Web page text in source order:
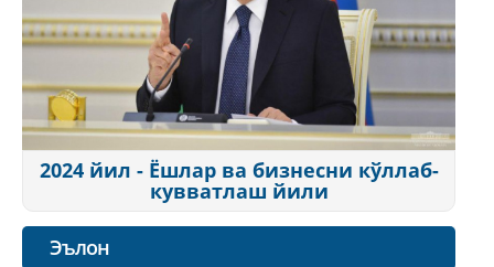
2024 йил - Ёшлар ва бизнесни кўллаб-
кувватлаш йили
Эълон